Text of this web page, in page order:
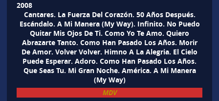
2008
Cantares. La Fuerza Del Corazón. 50 Años Después.
Escándalo. A Mi Manera (My Way). Infinito. No Puedo
Quitar Mis Ojos De Ti. Como Yo Te Amo. Quiero
Abrazarte Tanto. Como Han Pasado Los Años. Morir
De Amor. Volver Volver. Himno A La Alegria. El Cielo
Puede Esperar. Adoro. Como Han Pasado Los Años.
Que Seas Tu. Mi Gran Noche. América. A Mi Manera
(My Way)
MDV